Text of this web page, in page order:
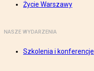
Życie Warszawy
NASZE WYDARZENIA
Szkolenia i konferencje